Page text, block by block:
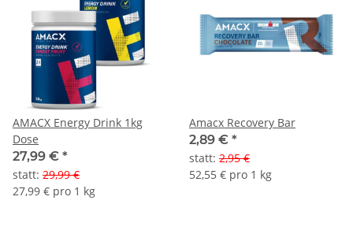
AMACX Energy Drink 1kg
Dose
27,99 € *
statt: 29,99 €
27,99 € pro 1 kg
Amacx Recovery Bar
2,89 € *
statt: 2,95 €
52,55 € pro 1 kg